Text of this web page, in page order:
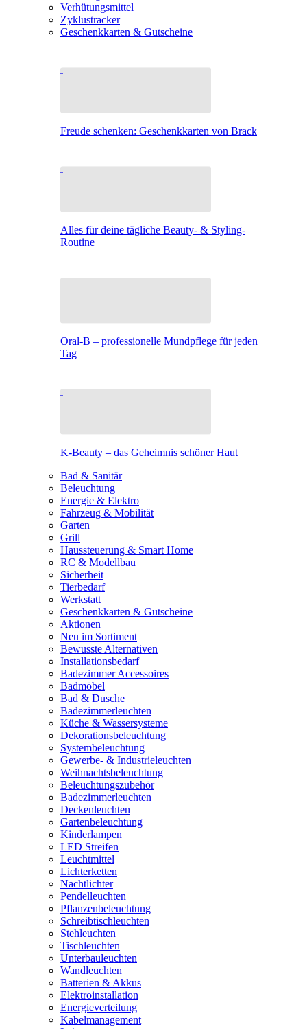
Verhütungsmittel
Zyklustracker
Geschenkkarten & Gutscheine
Freude schenken: Geschenkkarten von Brack
Alles für deine tägliche Beauty- & Styling-
Routine
Oral-B – professionelle Mundpflege für jeden
Tag
K-Beauty – das Geheimnis schöner Haut
Bad & Sanitär
Beleuchtung
Energie & Elektro
Fahrzeug & Mobilität
Garten
Grill
Haussteuerung & Smart Home
RC & Modellbau
Sicherheit
Tierbedarf
Werkstatt
Geschenkkarten & Gutscheine
Aktionen
Neu im Sortiment
Bewusste Alternativen
Installationsbedarf
Badezimmer Accessoires
Badmöbel
Bad & Dusche
Badezimmerleuchten
Küche & Wassersysteme
Dekorationsbeleuchtung
Systembeleuchtung
Gewerbe- & Industrieleuchten
Weihnachtsbeleuchtung
Beleuchtungszubehör
Badezimmerleuchten
Deckenleuchten
Gartenbeleuchtung
Kinderlampen
LED Streifen
Leuchtmittel
Lichterketten
Nachtlichter
Pendelleuchten
Pflanzenbeleuchtung
Schreibtischleuchten
Stehleuchten
Tischleuchten
Unterbauleuchten
Wandleuchten
Batterien & Akkus
Elektroinstallation
Energieverteilung
Kabelmanagement